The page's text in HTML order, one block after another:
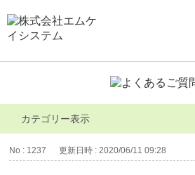
カテゴリー表示
No : 1237 更新日時 : 2020/06/11 09:28